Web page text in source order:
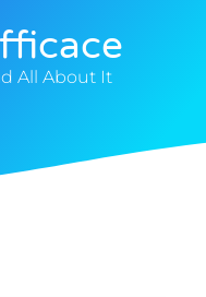
All About It